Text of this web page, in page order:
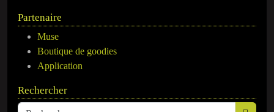
Partenaire
Muse
Boutique de goodies
Application
Rechercher